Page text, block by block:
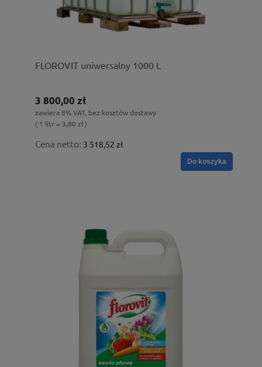
FLOROVIT uniwersalny 1000 L
3 800,00 zł
zawiera 8% VAT, bez kosztów dostawy
( 1 litr = 3,80 zł )
Cena netto: 3 518,52 zł
Do koszyka